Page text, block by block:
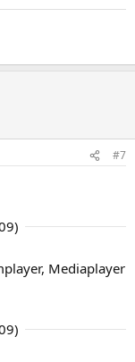
#7
)
Mediaplayer
)